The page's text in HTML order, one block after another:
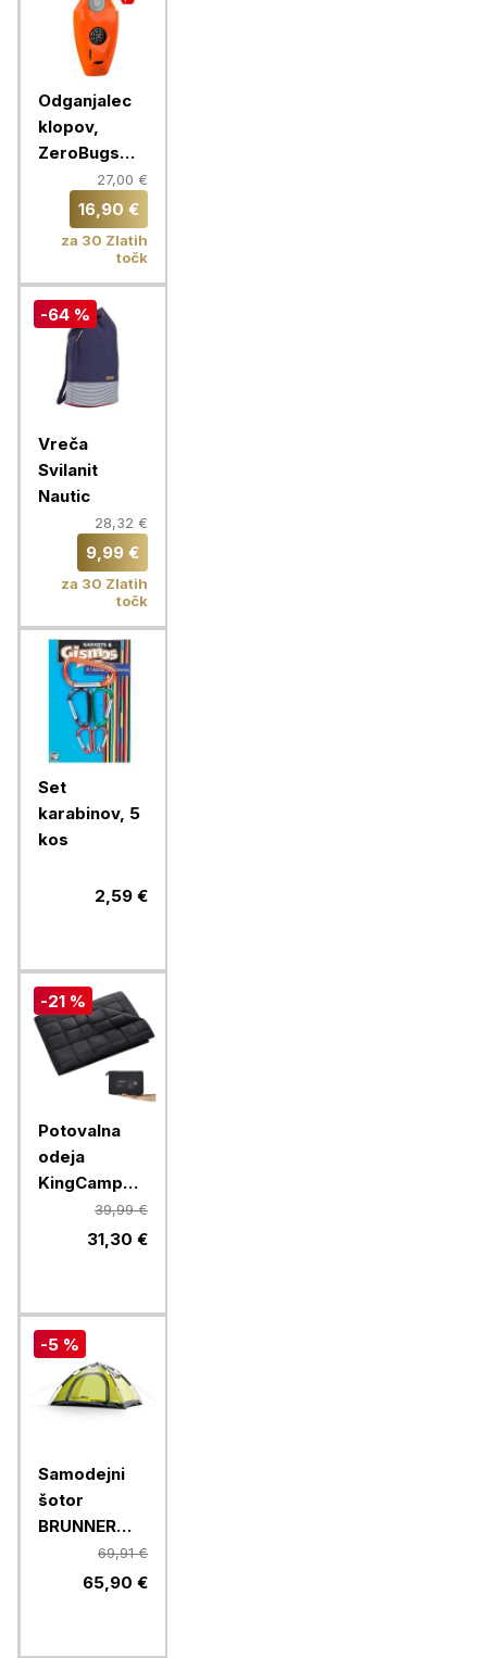
Odganjalec
klopov,
ZeroBugs
oranžna
27,00 €
16,90 €
za 30 Zlatih
točk
-64 %
Vreča
Svilanit
Nautic
28,32 €
9,99 €
za 30 Zlatih
točk
Set
karabinov, 5
kos
2,59 €
-21 %
Potovalna
odeja
KingCamp
KS2013, 200
x 144 cm,
39,99 €
31,30 €
-5 %
Samodejni
šotor
BRUNNER
STRATO 2
AUTOMATIC
69,91 €
65,90 €